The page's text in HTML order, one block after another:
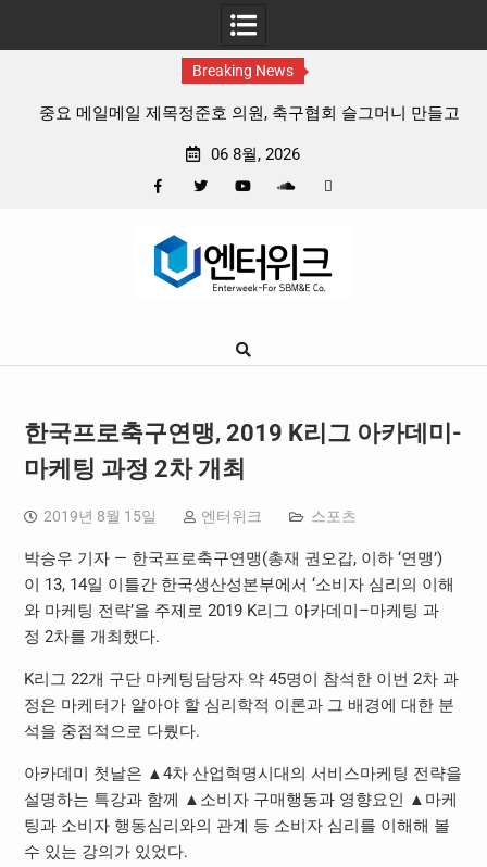
Breaking News
중요 메일메일 제목정준호 의원, 축구협회 슬그머니 만들고
06 8월, 2026
Google
한국프로축구연맹, 2019 K리그 아카데미-
마케팅 과정 2차 개최
2019년 8월 15일 엔터위크 스포츠
박승우 기자 — 한국프로축구연맹(총재 권오갑, 이하 ‘연맹’)
이 13, 14일 이틀간 한국생산성본부에서 ‘소비자 심리의 이해
와 마케팅 전략’을 주제로 2019 K리그 아카데미–마케팅 과
정 2차를 개최했다.
K리그 22개 구단 마케팅담당자 약 45명이 참석한 이번 2차 과
정은 마케터가 알아야 할 심리학적 이론과 그 배경에 대한 분
석을 중점적으로 다뤘다.
아카데미 첫날은 ▲4차 산업혁명시대의 서비스마케팅 전략을
설명하는 특강과 함께 ▲소비자 구매행동과 영향요인 ▲마케
팅과 소비자 행동심리와의 관계 등 소비자 심리를 이해해 볼
수 있는 강의가 있었다.